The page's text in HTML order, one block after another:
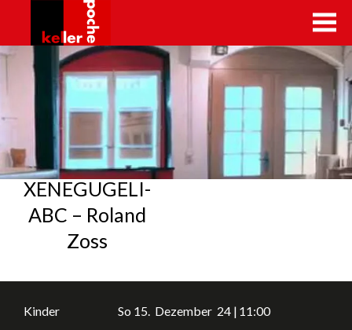
kellerpoche.ch
XENEGUGELI-
ABC – Roland
Zoss
Kinder So 15. Dezember 24 11:00